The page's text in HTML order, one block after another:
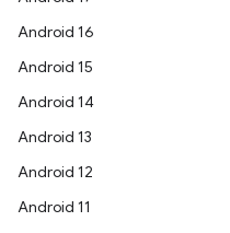
Android 16
Android 15
Android 14
Android 13
Android 12
Android 11